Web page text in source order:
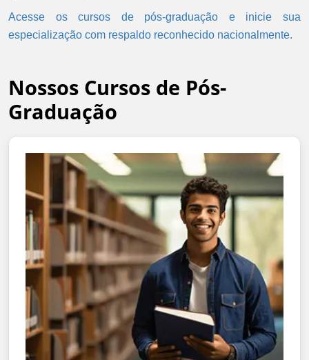
Acesse os cursos de pós-graduação e inicie sua
especialização com respaldo reconhecido nacionalmente.
Nossos Cursos de Pós-
Graduação